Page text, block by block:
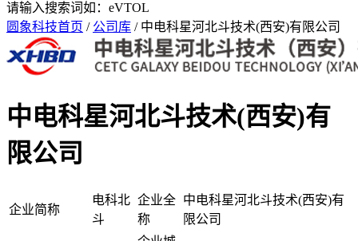
请输入搜索词如：eVTOL
圆象科技首页 / 公司库 / 中电科星河北斗技术(西安)有限公司
中电科星河北斗技术(西安)有
限公司
企业简称
电科北
斗
企业全
称
中电科星河北斗技术(西安)有
限公司